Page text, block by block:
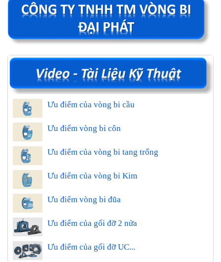
Ưu điểm của vòng bi cầu
Ưu điểm vòng bi côn
Ưu điểm của vòng bi tang trống
Ưu điểm của vòng bi Kim
Ưu điểm vòng bi đũa
Ưu điểm của gối đỡ 2 nửa
Ưu điểm của gối đỡ UC...